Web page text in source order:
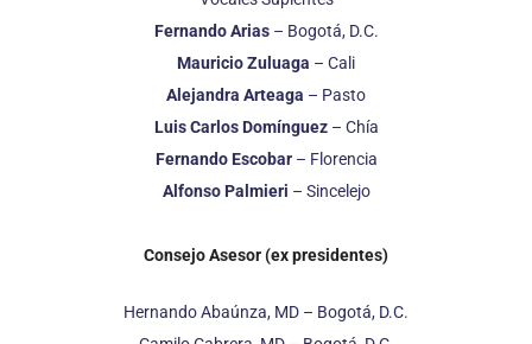
Fernando Arias– Bogotá, D.C.
Mauricio Zuluaga – Cali
Alejandra Arteaga – Pasto
Luis Carlos Domínguez– Chía
Fernando Escobar– Florencia
Alfonso Palmieri – Sincelejo
Consejo Asesor (ex presidentes)
Hernando Abaúnza, MD – Bogotá, D.C.